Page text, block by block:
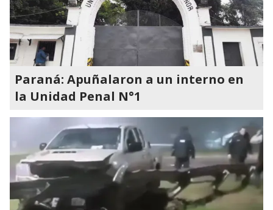
Paraná: Apuñalaron a un interno en
la Unidad Penal N°1